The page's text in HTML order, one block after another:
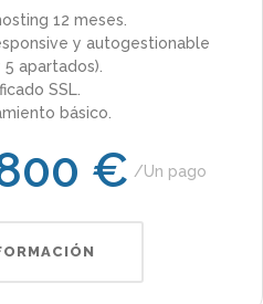
12 meses.
y autogestionable
apartados).
SSL.
básico.
€ Un pago